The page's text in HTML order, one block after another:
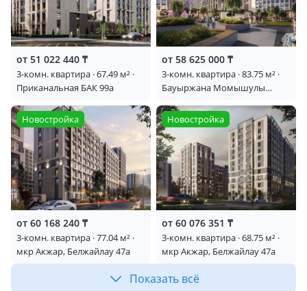
от 51 022 440 ₸
3-комн. квартира · 67.49 м² · ​
Приканальная БАК 99а
от 58 625 000 ₸
3-комн. квартира · 83.75 м² ·
Бауыржана Момышулы
Новостройка
от 60 168 240 ₸
3-комн. квартира · 77.04 м² ·
мкр Акжар, Белжайлау 47а
Новостройка
от 60 076 351 ₸
3-комн. квартира · 68.75 м² ·
мкр Акжар, Белжайлау 47а
Показать всё